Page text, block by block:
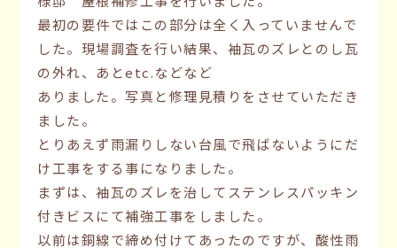
最初の要件ではこの部分は全く入っていませんで
した。現場調査を行い結果、袖瓦のズレとのし瓦
の外れ、あとetc.などなど
ありました。写真と修理見積りをさせていただき
ました。
とりあえず雨漏りしない台風で飛ばないようにだ
け工事をする事になりました。
まずは、袖瓦のズレを治してステンレスパッキン
付きビスにて補強工事をしました。
以前は銅線で締め付けてあったのですが、酸性雨